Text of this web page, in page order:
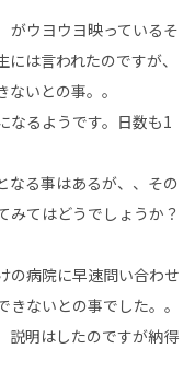
がウヨウヨ映っているそ
は言われたのですが、
いとの事。。
なるようです。日数も1
なる事はあるが、、その
みてはどうでしょうか？
の病院に早速問い合わせ
ないとの事でした。。
説明はしたのですが納得